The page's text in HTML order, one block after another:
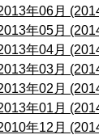
年06月
年05月
年04月
年03月
年02月
年01月
年12月